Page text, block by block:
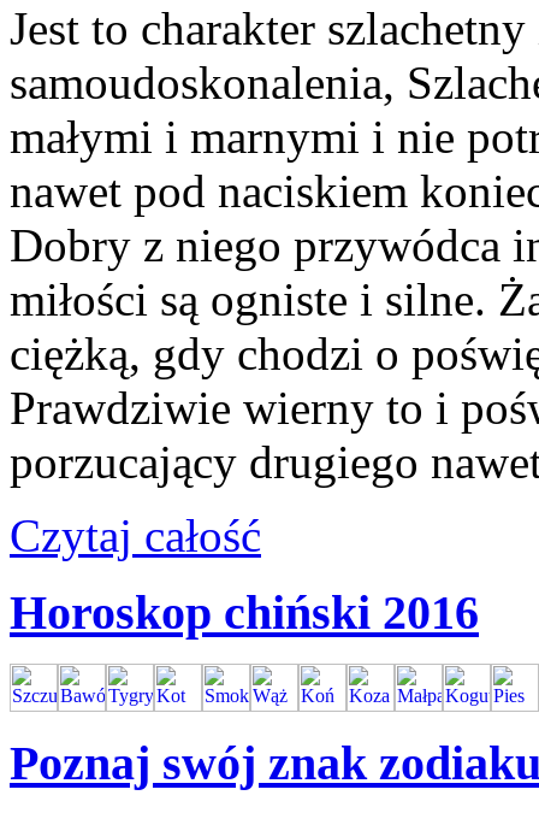
Jest to charakter
samoudoskonalenia,
małymi i marnymi i nie
nawet pod naciskiem
Dobry z niego przywódca
miłości są ogniste i silne.
ciężką, gdy chodzi o
Prawdziwie wierny to i
porzucający drugiego
Czytaj całość
Horoskop chiński 2016
Poznaj swój znak